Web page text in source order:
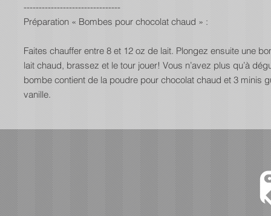
--------------------------------
Préparation « Bombes pour chocolat chaud » :
Faites chauffer entre 8 et 12 oz de lait. Plongez ensuite une
lait chaud, brassez et le tour jouer! Vous n’avez plus qu’à
bombe contient de la poudre pour chocolat chaud et 3 minis
vanille.